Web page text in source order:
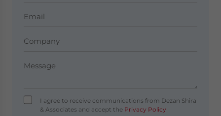
I agree to receive communications from Dezan Shira
& Associates and accept thePrivacy Policy